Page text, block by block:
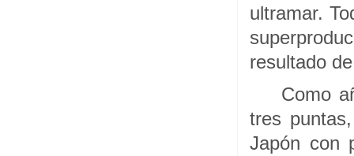
ultramar.
resultado
Como
tres
Japón con